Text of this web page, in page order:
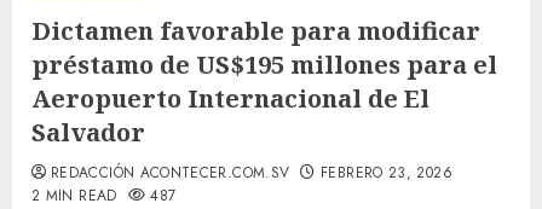
Dictamen favorable para modificar
préstamo de US$195 millones para el
Aeropuerto Internacional de El
Salvador
REDACCIÓN ACONTECER.COM.SV
FEBRERO 23, 2026
2 MIN READ
487